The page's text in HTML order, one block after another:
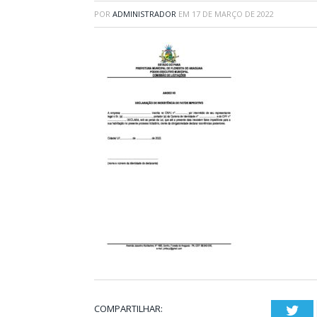
POR ADMINISTRADOR EM 17 DE MARÇO DE 2022
COMPARTILHAR: